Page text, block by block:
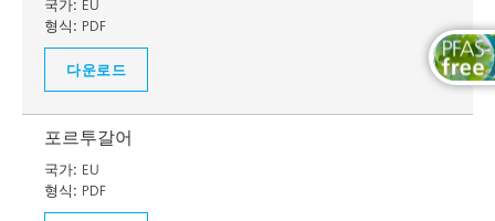
국가: EU
형식: PDF
다운로드
포르투갈어
국가: EU
형식: PDF